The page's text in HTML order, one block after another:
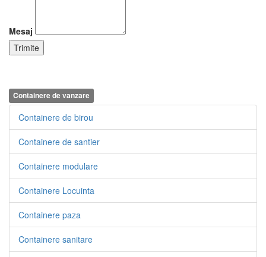
Mesaj
Containere de vanzare
Containere de birou
Containere de santier
Containere modulare
Containere Locuinta
Containere paza
Containere sanitare